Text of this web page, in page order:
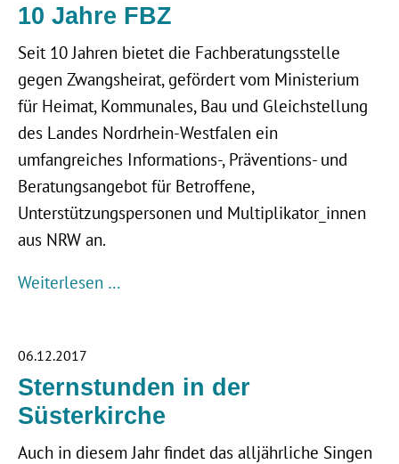
10 Jahre FBZ
Seit 10 Jahren bietet die Fachberatungsstelle
gegen Zwangsheirat, gefördert vom Ministerium
für Heimat, Kommunales, Bau und Gleichstellung
des Landes Nordrhein-Westfalen ein
umfangreiches Informations-, Präventions- und
Beratungsangebot für Betroffene,
Unterstützungspersonen und Multiplikator_innen
aus NRW an.
Weiterlesen …
06.12.2017
Sternstunden in der
Süsterkirche
Auch in diesem Jahr findet das alljährliche Singen